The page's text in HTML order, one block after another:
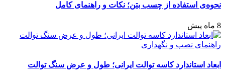
نحوه‌ی استفاده از چسب بتن؛ نکات و راهنمای کامل
8 ماه پیش
راهنمای نصب و نگهداری
ابعاد استاندارد کاسه توالت ایرانی؛ طول و عرض سنگ توالت